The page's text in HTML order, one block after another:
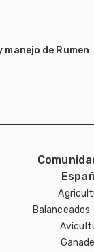
de Rumen
Balanceados